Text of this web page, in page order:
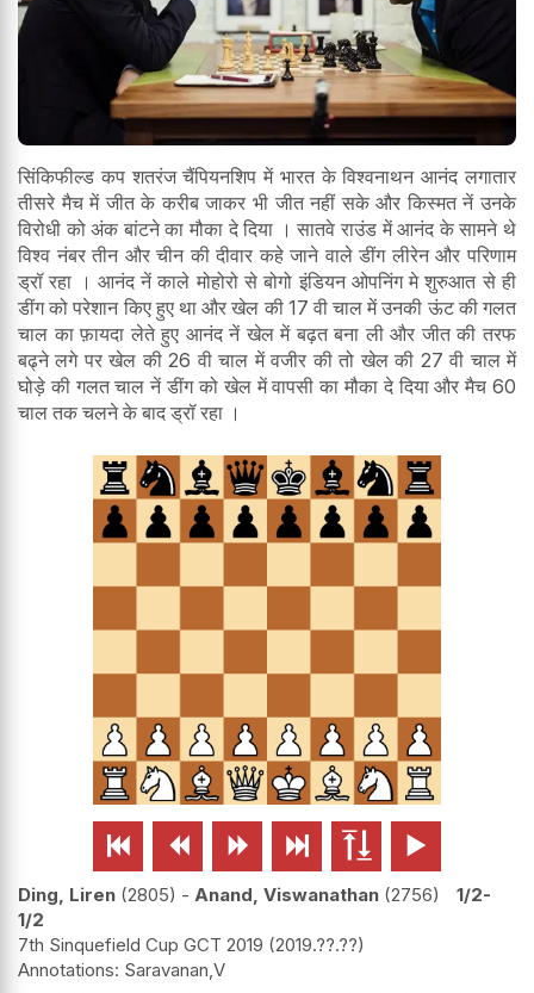
सिंकिफील्ड कप शतरंज चैंपियनशिप में भारत के विश्वनाथन आनंद लगातार
तीसरे मैच में जीत के करीब जाकर भी जीत नहीं सके और किस्मत नें उनके
विरोधी को अंक बांटने का मौका दे दिया । सातवे राउंड में आनंद के सामने थे
विश्व नंबर तीन और चीन की दीवार कहे जाने वाले डींग लीरेन और परिणाम
ड्रॉ रहा । आनंद नें काले मोहोरो से बोगो इंडियन ओपनिंग मे शुरुआत से ही
डींग को परेशान किए हुए था और खेल की 17 वी चाल में उनकी ऊंट की गलत
चाल का फ़ायदा लेते हुए आनंद नें खेल में बढ़त बना ली और जीत की तरफ
बढ्ने लगे पर खेल की 26 वी चाल में वजीर की तो खेल की 27 वी चाल में
घोड़े की गलत चाल नें डींग को खेल में वापसी का मौका दे दिया और मैच 60
चाल तक चलने के बाद ड्रॉ रहा ।
     
Ding, Liren 2805 - Anand, Viswanathan 2756
1/2-
1/2
7th Sinquefield Cup GCT 2019 2019.??.??
Saravanan,V